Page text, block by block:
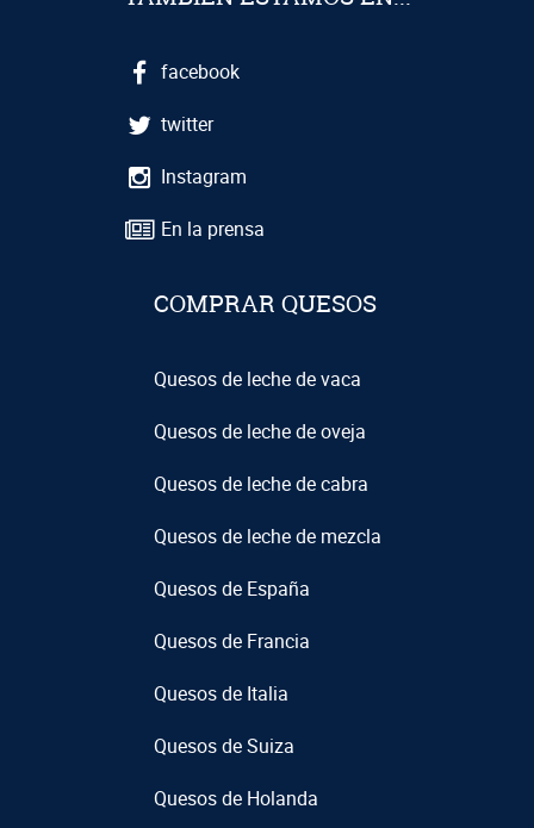
facebook
twitter
Instagram
En la prensa
COMPRAR QUESOS
Quesos de leche de vaca
Quesos de leche de oveja
Quesos de leche de cabra
Quesos de leche de mezcla
Quesos de España
Quesos de Francia
Quesos de Italia
Quesos de Suiza
Quesos de Holanda